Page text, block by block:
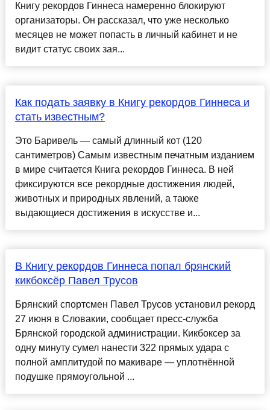
Книгу рекордов Гиннеса намеренно блокируют
организаторы. Он рассказал, что уже несколько
месяцев не может попасть в личный кабинет и не
видит статус своих зая...
Как подать заявку в Книгу рекордов Гиннеса и
стать известным?
Это Баривель — самый длинный кот (120
сантиметров) Самым известным печатным изданием
в мире считается Книга рекордов Гиннеса. В ней
фиксируются все рекордные достижения людей,
животных и природных явлений, а также
выдающиеся достижения в искусстве и...
В Книгу рекордов Гиннеса попал брянский
кикбоксёр Павел Трусов
Брянский спортсмен Павел Трусов установил рекорд
27 июня в Словакии, сообщает пресс-служба
Брянской городской администрации. Кикбоксер за
одну минуту сумел нанести 322 прямых удара с
полной амплитудой по макиваре — уплотнённой
подушке прямоугольной ...